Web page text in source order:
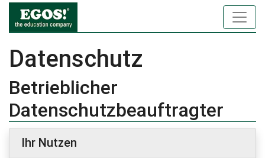
Datenschutz
Betrieblicher
Datenschutzbeauftragter
Ihr Nutzen